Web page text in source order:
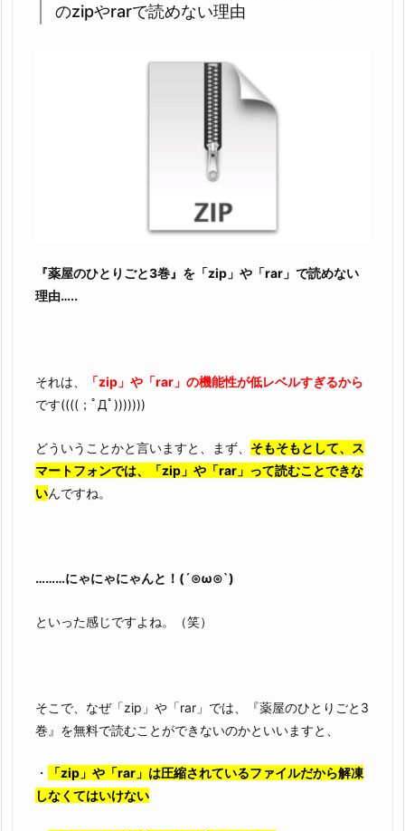
のzipやrarで読めない理由
『薬屋のひとりごと3巻』を「zip」や「rar」で読めない
理由…..
それは、
「zip」や「rar」の機能性が低レベルすぎるから
です((((；ﾟДﾟ)))))))
どういうことかと言いますと、まず、 そもそもとして、ス
マートフォンでは、「zip」や「rar」って読むことできな
いんですね。
………にゃにゃにゃんと！(´⊙ω⊙`)
といった感じですよね。（笑）
そこで、なぜ「zip」や「rar」では、『薬屋のひとりごと3
巻』を無料で読むことができないのかといいますと、
・
「zip」や「rar」は圧縮されているファイルだから解凍
しなくてはいけない